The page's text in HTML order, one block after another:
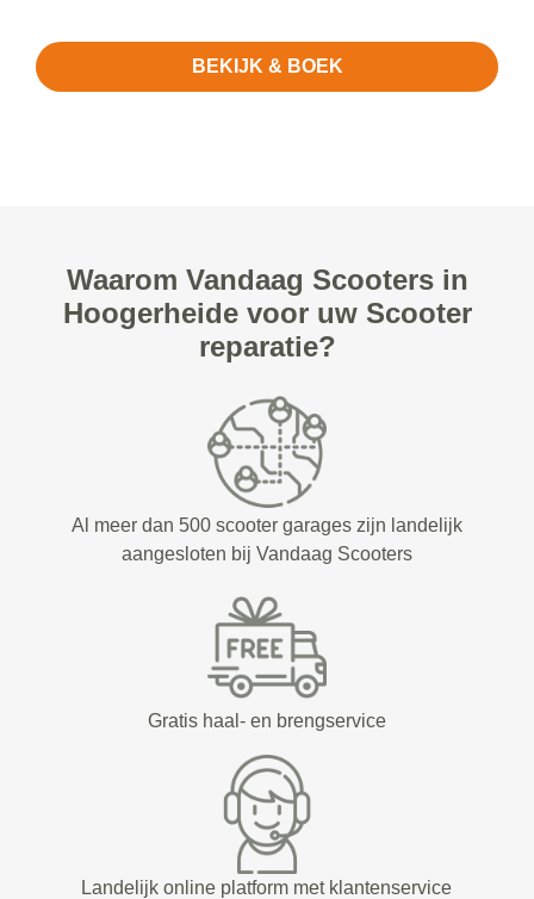
BEKIJK & BOEK
Waarom Vandaag Scooters in
Hoogerheide voor uw Scooter
reparatie?
Al meer dan 500 scooter garages zijn landelijk
aangesloten bij Vandaag Scooters
Gratis haal- en brengservice
Landelijk online platform met klantenservice